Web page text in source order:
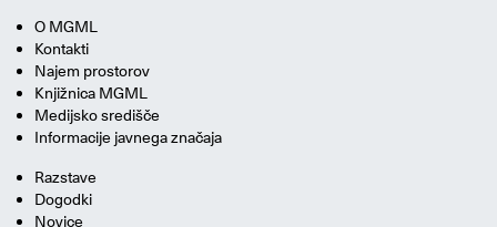
O MGML
Kontakti
Najem prostorov
Knjižnica MGML
Medijsko središče
Informacije javnega značaja
Razstave
Dogodki
Novice